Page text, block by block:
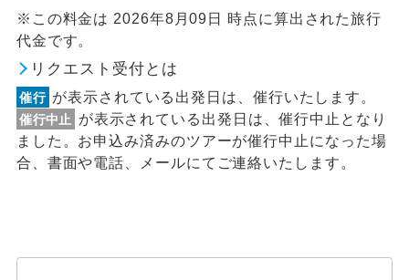
※この料金は 2026年8月09日 時点に算出された旅行
代金です。
リクエスト受付とは
催行 が表示されている出発日は、催行いたします。
催行中止
が表示されている出発日は、催行中止となり
ました。お申込み済みのツアーが催行中止になった場
合、書面や電話、メールにてご連絡いたします。